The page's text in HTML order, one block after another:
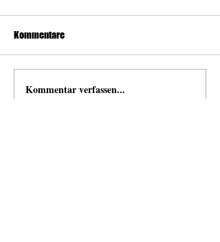
Kommentare
Kommentar verfassen...